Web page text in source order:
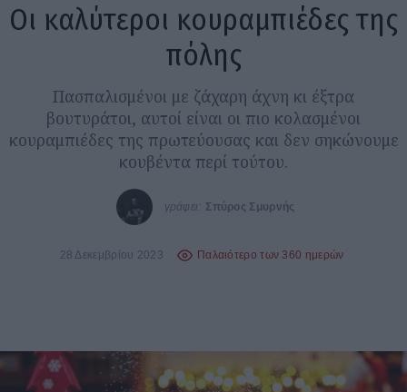
Οι καλύτεροι κουραμπιέδες της
πόλης
Πασπαλισμένοι με ζάχαρη άχνη κι έξτρα
βουτυράτοι, αυτοί είναι οι πιο κολασμένοι
κουραμπιέδες της πρωτεύουσας και δεν σηκώνουμε
κουβέντα περί τούτου.
γράφει: Σπύρος Σμυρνής
28 Δεκεμβρίου 2023 Παλαιότερο των 360 ημερών